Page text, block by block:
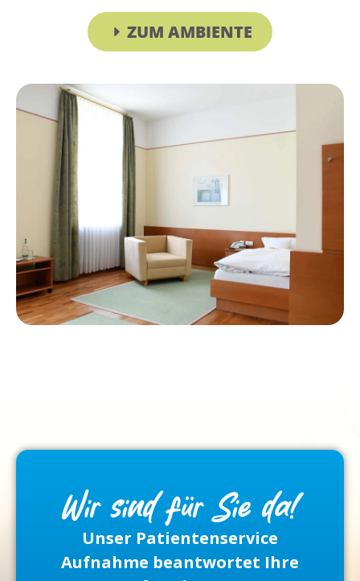
ZUM AMBIENTE
Wir sind für Sie da!
Unser Patientenservice
Aufnahme beantwortet Ihre